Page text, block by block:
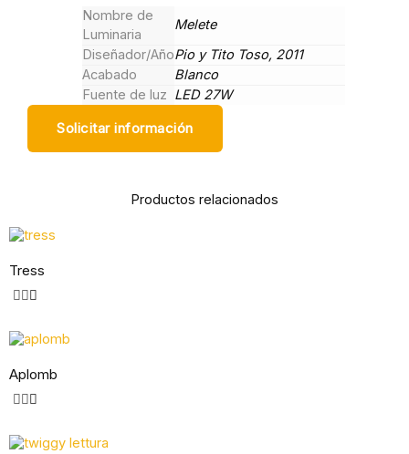
Nombre de
Luminaria
Melete
Diseñador/AñoPio y Tito Toso, 2011
Acabado
Blanco
Fuente de luz LED 27W
Solicitar información
Productos relacionados
Tress
Aplomb